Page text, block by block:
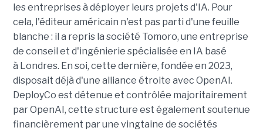
les entreprises à déployer leurs projets d'IA. Pour
cela, l'éditeur américain n'est pas parti d'une feuille
blanche : il a repris la société Tomoro, une entreprise
de conseil et d'ingénierie spécialisée en IA basé
à Londres. En soi, cette dernière, fondée en 2023,
disposait déjà d'une alliance étroite avec OpenAI.
DeployCo est détenue et contrôlée majoritairement
par OpenAI, cette structure est également soutenue
financièrement par une vingtaine de sociétés